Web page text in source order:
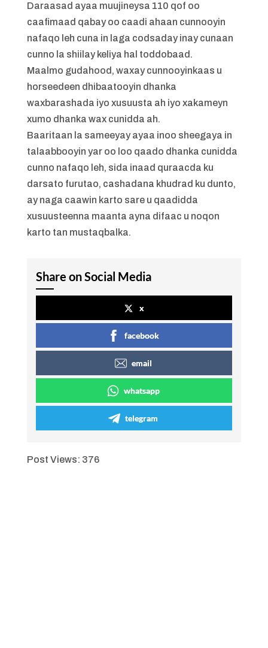
Daraasad ayaa muujineysa 110 qof oo
caafimaad qabay oo caadi ahaan cunnooyin
nafaqo leh cuna in laga codsaday inay cunaan
cunno la shiilay keliya hal toddobaad.
Maalmo gudahood, waxay cunnooyinkaas u
horseedeen dhibaatooyin dhanka
waxbarashada iyo xusuusta ah iyo xakameyn
xumo dhanka wax cunidda ah.
Baaritaan la sameeyay ayaa inoo sheegaya in
talaabbooyin yar oo loo qaado dhanka cunidda
cunno nafaqo leh, sida inaad quraacda ku
darsato furutao, cashadana khudrad ku dunto,
ay naga caawin karto sare u qaadidda
xusuusteenna maanta ayna difaac u noqon
karto tan mustaqbalka.
Share on Social Media
x
facebook
email
whatsapp
telegram
Post Views: 376